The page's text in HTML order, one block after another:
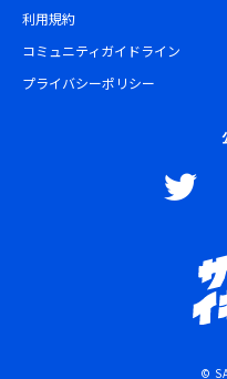
利用規約
コミュニティガイドライン
プライバシーポリシー
©